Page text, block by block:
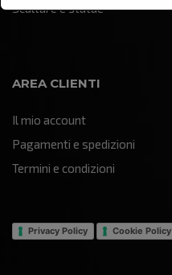
Sculture e statue
AREA CLIENTI
Il mio account
Pagamenti e spedizioni
Termini e condizioni
Privacy Policy Cookie Policy